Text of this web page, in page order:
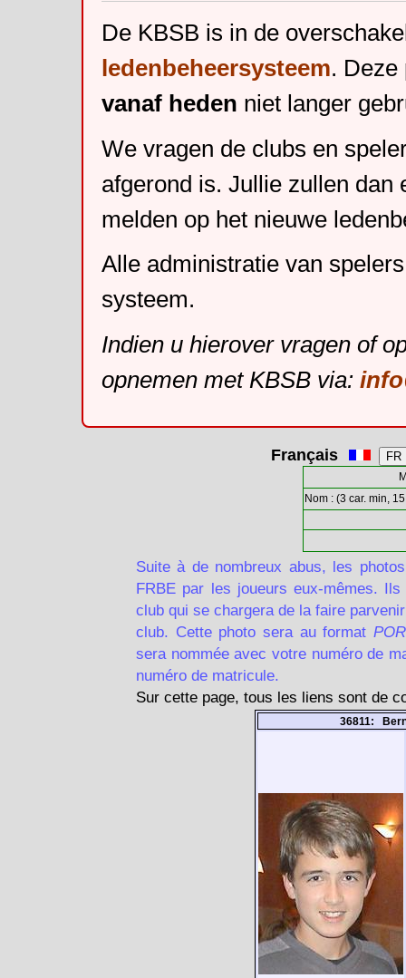
De KBSB is in de
ledenbeheersysteem. Deze
vanaf heden niet langer
We vragen de clubs en
afgerond is. Jullie zullen dan
melden op het nieuwe
Alle administratie van
systeem.
Indien u hierover vragen of
opnemen met KBSB via:
Français
Nom : (3 car. min,
Suite à de nombreux abus, les
FRBE par les joueurs eux-mêmes.
club qui se chargera de la faire
club. Cette photo sera au format
sera nommée avec votre numéro de
numéro de matricule.
Sur cette page, tous les liens sont de
36811: